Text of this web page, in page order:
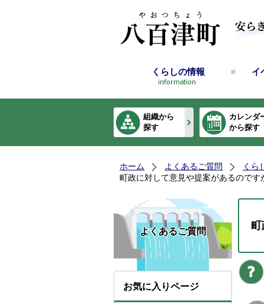
くらしの情報 イ
組織から
探す
カレンダ
から探す
ホーム よくあるご質問 くら
町政に対して意見や提案があるので
よくあるご質問
お気に入りページ